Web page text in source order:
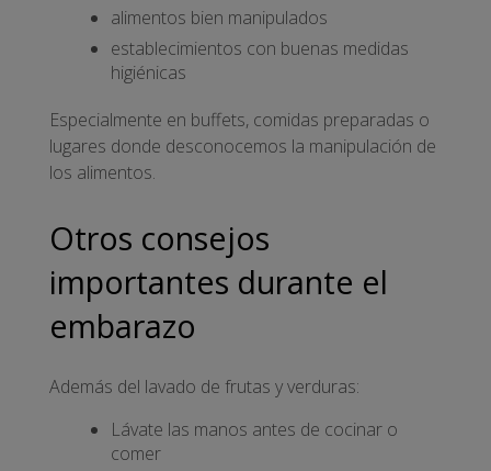
alimentos bien manipulados
establecimientos con buenas medidas
higiénicas
Especialmente en buffets, comidas preparadas o
lugares donde desconocemos la manipulación de
los alimentos.
Otros consejos
importantes durante el
embarazo
Además del lavado de frutas y verduras:
Lávate las manos antes de cocinar o
comer